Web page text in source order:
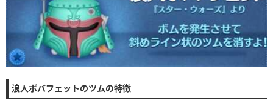
浪人ボバフェットのツムの特徴